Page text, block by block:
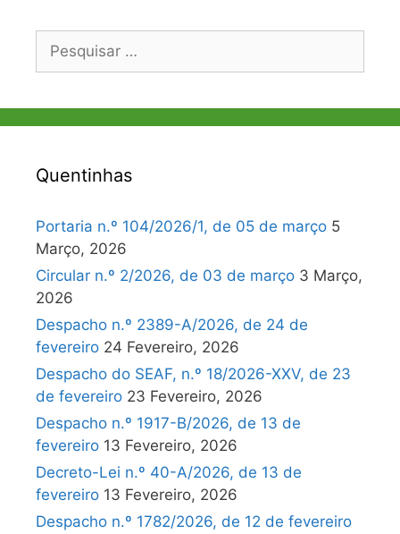
Pesquisar
Quentinhas
Portaria n.º 104/2026/1, de 05 de março 5
Março, 2026
Circular n.º 2/2026, de 03 de março 3 Março,
2026
Despacho n.º 2389-A/2026, de 24 de
fevereiro 24 Fevereiro, 2026
Despacho do SEAF, n.º 18/2026-XXV, de 23
de fevereiro 23 Fevereiro, 2026
Despacho n.º 1917-B/2026, de 13 de
fevereiro 13 Fevereiro, 2026
Decreto-Lei n.º 40-A/2026, de 13 de
fevereiro 13 Fevereiro, 2026
Despacho n.º 1782/2026, de 12 de fevereiro